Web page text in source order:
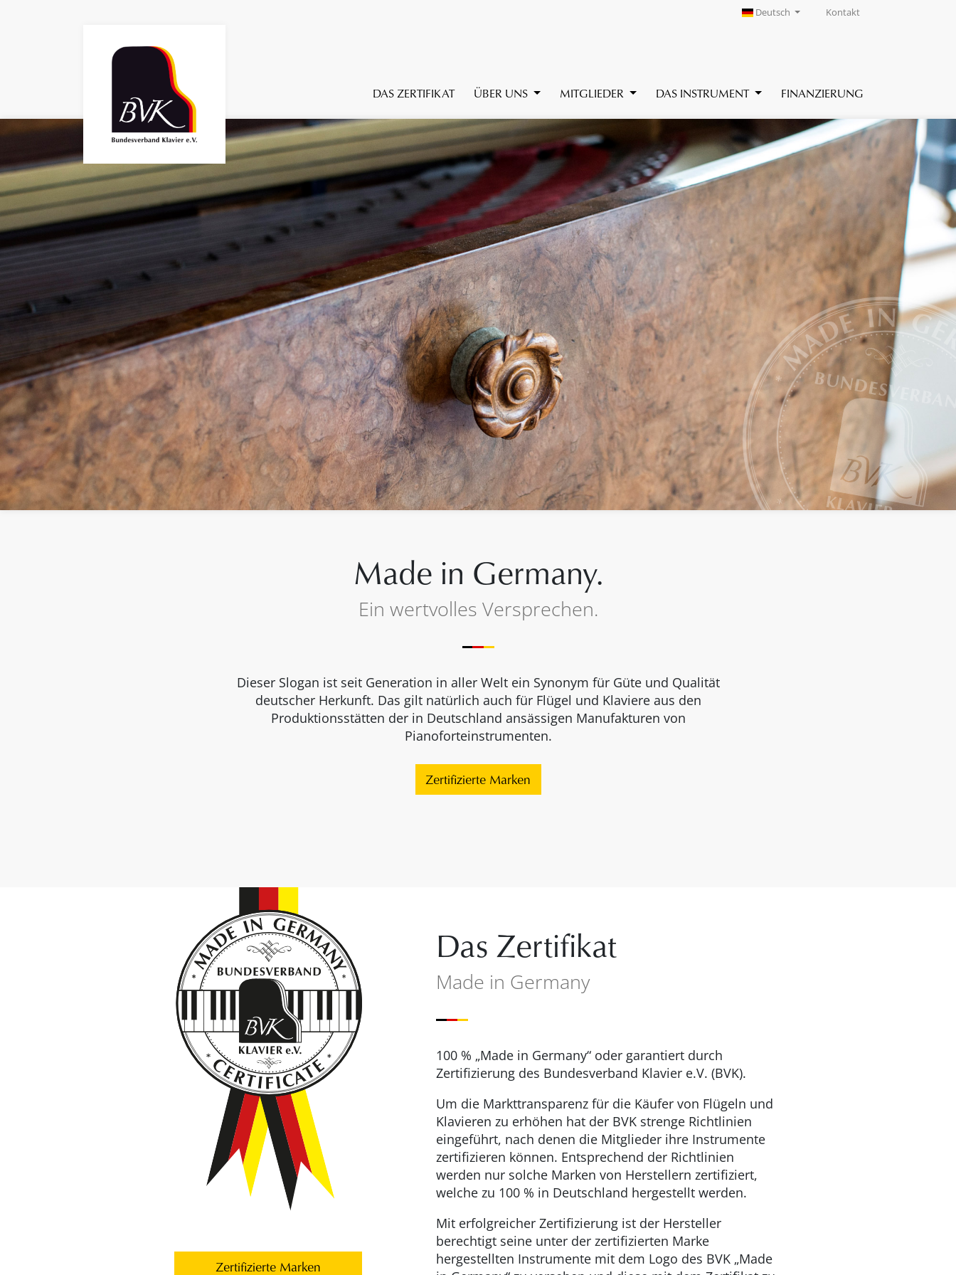
Deutsch Kontakt
DAS ZERTIFIKAT ÜBER UNS MITGLIEDER DAS INSTRUMENT FINANZIERUNG
Made in Germany.
Ein wertvolles Versprechen.
Dieser Slogan ist seit Generation in aller Welt ein Synonym für Güte und Qualität
deutscher Herkunft. Das gilt natürlich auch für Flügel und Klaviere aus den
Produktionsstätten der in Deutschland ansässigen Manufakturen von
Pianoforteinstrumenten.
Zertifizierte Marken
Zertifizierte Marken
Das Zertifikat
Made in Germany
100 % „Made in Germany“ oder garantiert durch
Zertifizierung des Bundesverband Klavier e.V. (BVK).
Um die Markttransparenz für die Käufer von Flügeln und
Klavieren zu erhöhen hat der BVK strenge Richtlinien
eingeführt, nach denen die Mitglieder ihre Instrumente
zertifizieren können. Entsprechend der Richtlinien
werden nur solche Marken von Herstellern zertifiziert,
welche zu 100 % in Deutschland hergestellt werden.
Mit erfolgreicher Zertifizierung ist der Hersteller
berechtigt seine unter der zertifizierten Marke
hergestellten Instrumente mit dem Logo des BVK „Made